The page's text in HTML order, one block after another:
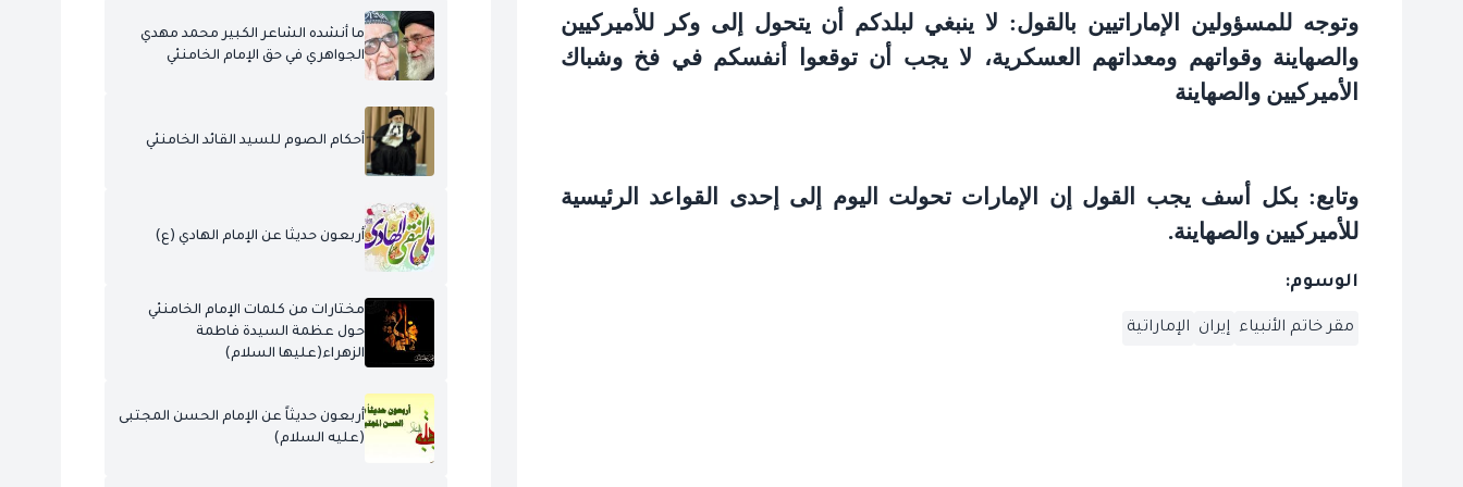
وتوجه للمسؤولين الإماراتيين بالقول: لا ينبغي لبلدكم أن يتحول إلى وكر للأميركيين
والصهاينة وقواتهم ومعداتهم العسكرية، لا يجب أن توقعوا أنفسكم في فخ وشباك
الأميركيين والصهاينة
وتابع: بكل أسف يجب القول إن الإمارات تحولت اليوم إلى إحدى القواعد الرئيسية
للأميركيين والصهاينة.
الوسوم:
مقر خاتم الأنبياء إيران الإماراتية
ما أنشده الشاعر الكبير محمد مهدي
الجواهري في حق الإمام الخامنئي
أحكام الصوم للسيد القائد الخامنئي
أربعون حديثا عن الإمام الهادي (ع)
مختارات من كلمات الإمام الخامنئي
حول عظمة السيدة فاطمة
الزهراء(عليها السلام)
أربعون حديثاً عن الإمام الحسن المجتبى
(عليه السلام)